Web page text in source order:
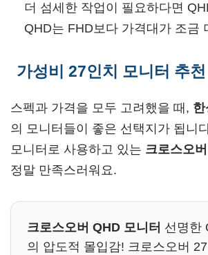
더 섬세한 작업이 필요하다면
QHD는 FHD보다 가격대가 조금
가성비 27인치 모니터 추천
스펙과 가격을 모두 고려했을 때, 한
의 모니터들이 좋은 선택지가 됩니
모니터로 사용하고 있는 크로스오
정말 만족스러워요.
크로스오버 QHD 모니터 선명한
의 압도적 몰입감! 크로스오버